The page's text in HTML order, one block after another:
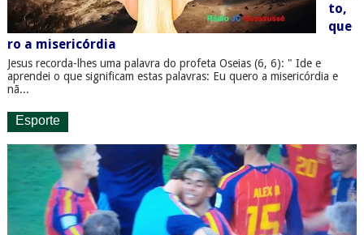
to,
que
ro a misericórdia
Jesus recorda-lhes uma palavra do profeta Oseias (6, 6): " Ide e
aprendei o que significam estas palavras: Eu quero a misericórdia e
nã...
Esporte